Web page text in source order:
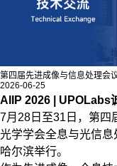
第四届先进成像与信息处理会
2026-06-25
AIIP 2026 | UPOLabs
7月28日至31日，第四
光学学会全息与光信
哈尔滨举行。